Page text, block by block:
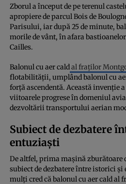
Zborul a început de pe terenul
apropiere de parcul Bois de
Parisului, iar după 25 de minute,
morile de vânt, în afara
Cailles.
Balonul cu aer caldal fraților
flotabilității, umplând balonul cu
forță ascendentă. Această invenție
viitoarele progrese în domeniul
dezvoltării transportului aerian
Subiect de dezbatere
entuziaști
De altfel, prima mașină zburătoare
subiect de dezbatere între istorici
mulți cred că balonul cu aer cald al